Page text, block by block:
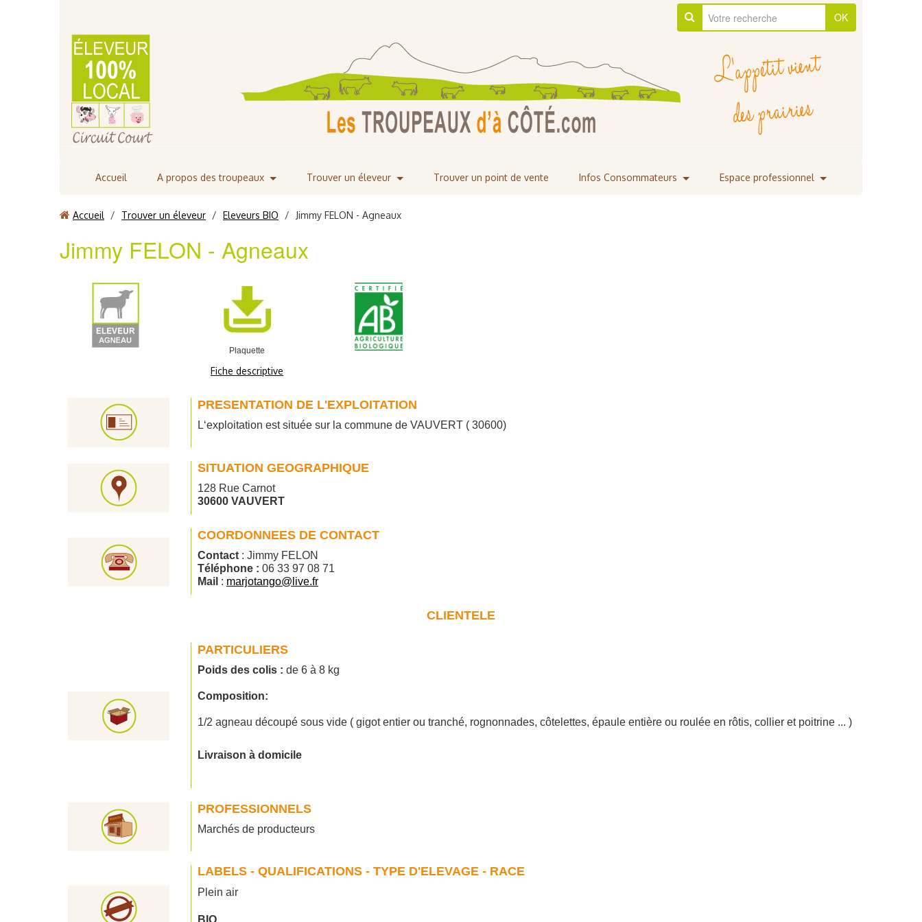
OK
Accueil A propos des troupeaux Trouver un éleveur Trouver un point de vente Infos Consommateurs Espace professionnel
Accueil / Trouver un éleveur / Eleveurs BIO / Jimmy FELON - Agneaux
Jimmy FELON - Agneaux
Plaquette
Fiche descriptive
PRESENTATION DE L'EXPLOITATION
L‘exploitation est située sur la commune de VAUVERT ( 30600)
SITUATION GEOGRAPHIQUE
128 Rue Carnot
30600 VAUVERT
COORDONNEES DE CONTACT
Contact : Jimmy FELON
Téléphone : 06 33 97 08 71
Mail : marjotango@live.fr
CLIENTELE
PARTICULIERS
Poids des colis : de 6 à 8 kg
Composition:
1/2 agneau découpé sous vide ( gigot entier ou tranché, rognonnades, côtelettes, épaule entière ou roulée en rôtis, collier et poitrine ... )
Livraison à domicile
PROFESSIONNELS
Marchés de producteurs
LABELS - QUALIFICATIONS - TYPE D'ELEVAGE - RACE
Plein air
BIO